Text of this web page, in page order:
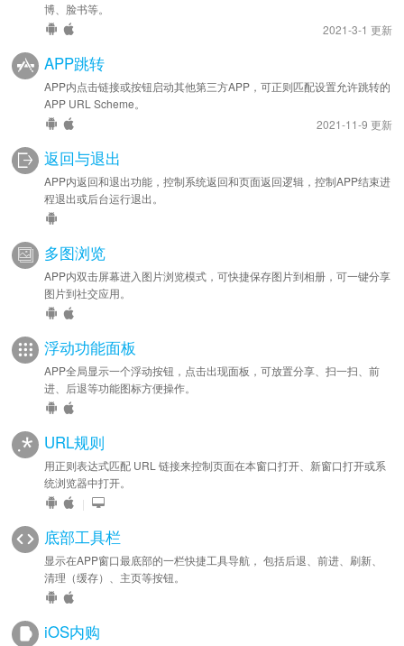
博、脸书等。
2021-3-1 更新
APP跳转
APP内点击链接或按钮启动其他第三方APP，可正则匹配设置允许跳转的
APP URL Scheme。
2021-11-9 更新
返回与退出
APP内返回和退出功能，控制系统返回和页面返回逻辑，控制APP结束进
程退出或后台运行退出。
多图浏览
APP内双击屏幕进入图片浏览模式，可快捷保存图片到相册，可一键分享
图片到社交应用。
浮动功能面板
APP全局显示一个浮动按钮，点击出现面板，可放置分享、扫一扫、前
进、后退等功能图标方便操作。
URL规则
用正则表达式匹配 URL 链接来控制页面在本窗口打开、新窗口打开或系
统浏览器中打开。
|
底部工具栏
显示在APP窗口最底部的一栏快捷工具导航， 包括后退、前进、刷新、
清理（缓存）、主页等按钮。
iOS内购